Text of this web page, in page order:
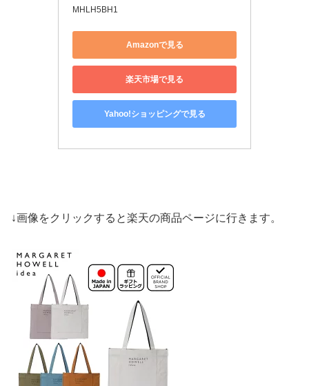
MHLH5BH1
Amazonで見る
楽天市場で見る
Yahoo!ショッピングで見る
↓画像をクリックすると楽天の商品ページに行きます。